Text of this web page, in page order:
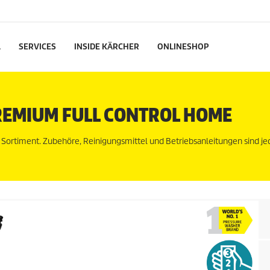
SERVICES INSIDE KÄRCHER ONLINESHOP
FULL CONTROL HOME
Zubehöre, Reinigungsmittel und Betriebsanleitungen sind